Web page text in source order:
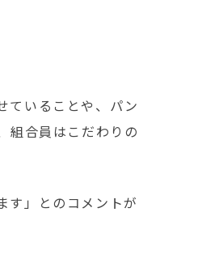
ていることや、パン
組合員はこだわりの
す」とのコメントが